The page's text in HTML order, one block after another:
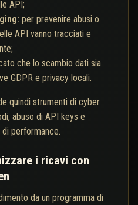
API;
per prevenire abusi o
API vanno tracciati e
che lo scambio dati sia
GDPR e privacy locali.
quindi strumenti di cyber
abuso di API keys e
performance.
i ricavi con
da un programma di